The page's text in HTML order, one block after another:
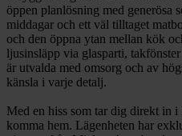
öppen planlösning med generösa
middagar och ett väl tilltaget
och den öppna ytan mellan kök
ljusinsläpp via glasparti,
är utvalda med omsorg och av
känsla i varje detalj.
Med en hiss som tar dig direkt in i
komma hem. Lägenheten har